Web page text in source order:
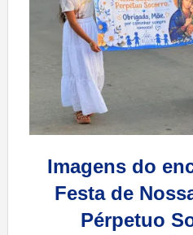
Imagens do
Festa de
Pérpetuo